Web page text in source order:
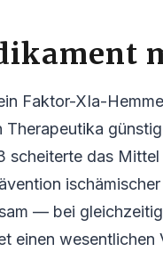
Faktor-XIa-
Therapeutika
scheiterte das
— bei
einen wesentlichen